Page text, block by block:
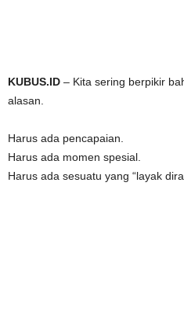
KUBUS.ID – Kita sering berpikir
alasan.
Harus ada pencapaian.
Harus ada momen spesial.
Harus ada sesuatu yang “layak